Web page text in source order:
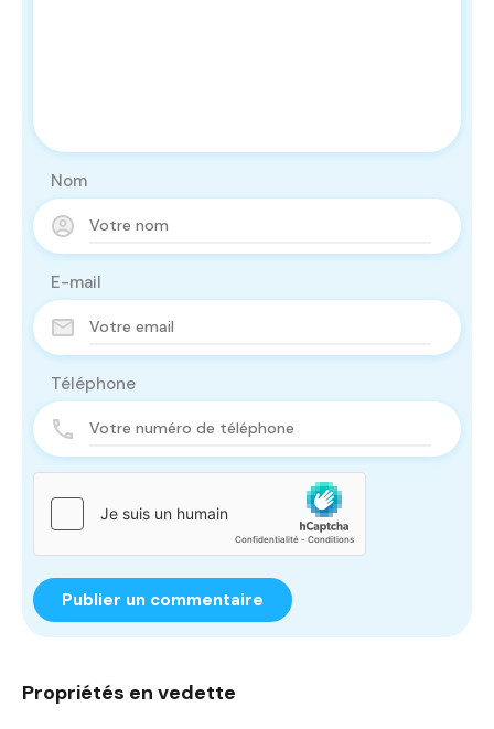
Nom
E-mail
Téléphone
Propriétés en vedette